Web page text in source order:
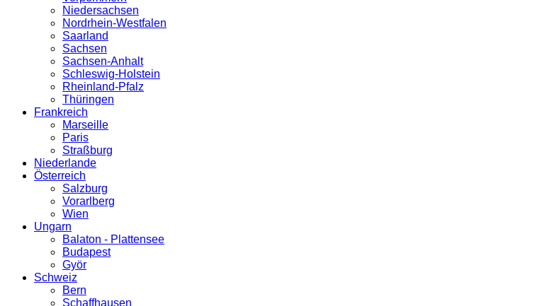
Niedersachsen
Nordrhein-Westfalen
Saarland
Sachsen
Sachsen-Anhalt
Schleswig-Holstein
Rheinland-Pfalz
Thüringen
Frankreich
Marseille
Paris
Straßburg
Niederlande
Österreich
Salzburg
Vorarlberg
Wien
Ungarn
Balaton - Plattensee
Budapest
Györ
Schweiz
Bern
Schaffhausen